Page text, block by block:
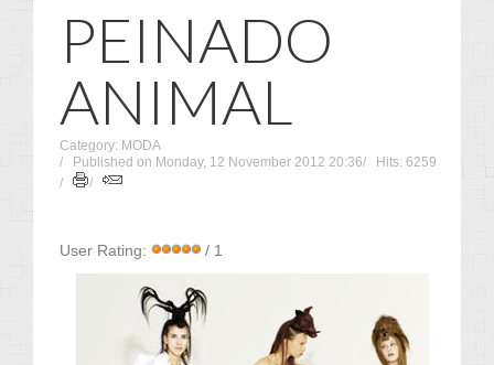
PEINADO
ANIMAL
Category: MODA
Published on Monday, 12 November 2012 20:36
Hits: 6259
User Rating: / 1